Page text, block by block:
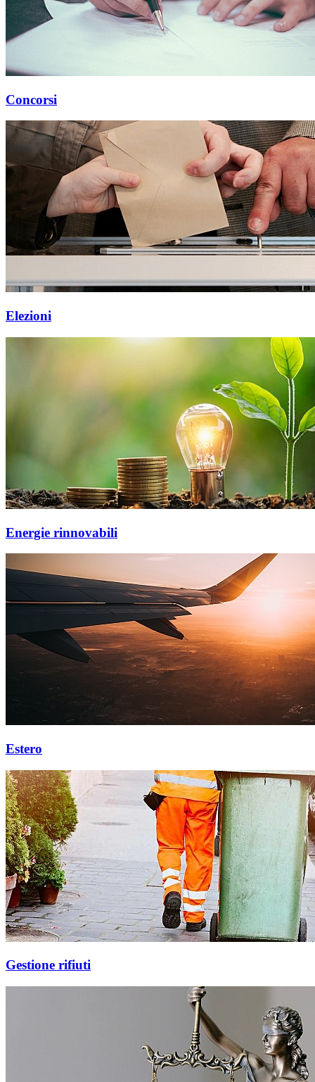
Concorsi
Elezioni
Energie rinnovabili
Estero
Gestione rifiuti